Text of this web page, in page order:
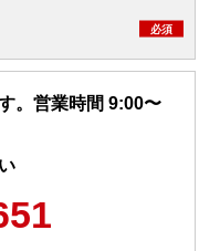
必須
。営業時間 9:00〜